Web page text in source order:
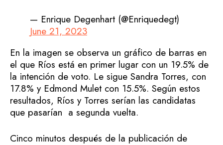
— Enrique Degenhart (@Enriquedegt)
June 21, 2023
En la imagen se observa un gráfico de barras en
el que Ríos está en primer lugar con un 19.5% de
la intención de voto. Le sigue Sandra Torres, con
17.8% y Edmond Mulet con 15.5%. Según estos
resultados, Ríos y Torres serían las candidatas
que pasarían a segunda vuelta.
Cinco minutos después de la publicación de